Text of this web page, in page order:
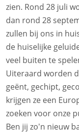
zien. Rond 28 juli
dan rond 28
zullen bij ons in
de huiselijke
veel buiten te
Uiteraard worden
geënt, gechipt,
krijgen ze een
zoeken voor onze
Ben jij zo'n nieuw